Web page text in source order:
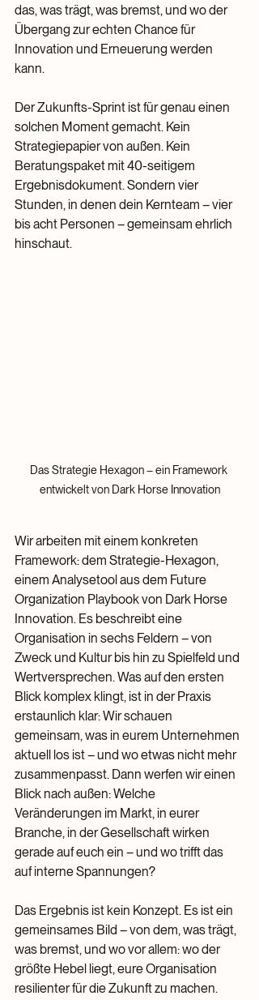
das, was trägt, was bremst, und wo der
Übergang zur echten Chance für
Innovation und Erneuerung werden
kann.
Der Zukunfts-Sprint ist für genau einen
solchen Moment gemacht. Kein
Strategiepapier von außen. Kein
Beratungspaket mit 40-seitigem
Ergebnisdokument. Sondern vier
Stunden, in denen dein Kernteam – vier
bis acht Personen – gemeinsam ehrlich
hinschaut.
Das Strategie Hexagon – ein Framework
entwickelt von Dark Horse Innovation
Wir arbeiten mit einem konkreten
Framework: dem Strategie-Hexagon,
einem Analysetool aus dem Future
Organization Playbook von Dark Horse
Innovation. Es beschreibt eine
Organisation in sechs Feldern – von
Zweck und Kultur bis hin zu Spielfeld und
Wertversprechen. Was auf den ersten
Blick komplex klingt, ist in der Praxis
erstaunlich klar: Wir schauen
gemeinsam, was in eurem Unternehmen
aktuell los ist – und wo etwas nicht mehr
zusammenpasst. Dann werfen wir einen
Blick nach außen: Welche
Veränderungen im Markt, in eurer
Branche, in der Gesellschaft wirken
gerade auf euch ein – und wo trifft das
auf interne Spannungen?
Das Ergebnis ist kein Konzept. Es ist ein
gemeinsames Bild – von dem, was trägt,
was bremst, und wo vor allem: wo der
größte Hebel liegt, eure Organisation
resilienter für die Zukunft zu machen.